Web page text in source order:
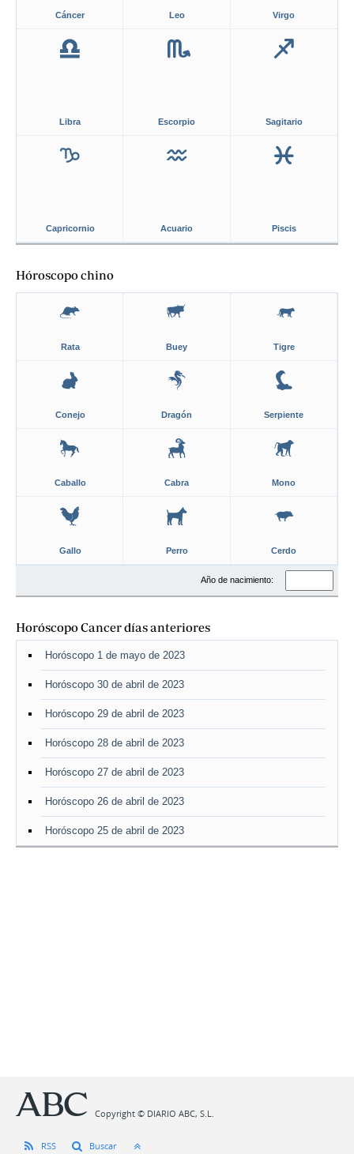
Cáncer Leo Virgo
Libra Escorpio Sagitario
Capricornio Acuario Piscis
Hóroscopo chino
Rata Buey Tigre
Conejo Dragón Serpiente
Caballo Cabra Mono
Gallo Perro Cerdo
Año de nacimiento:
Horóscopo Cancer días anteriores
Horóscopo 1 de mayo de 2023
Horóscopo 30 de abril de 2023
Horóscopo 29 de abril de 2023
Horóscopo 28 de abril de 2023
Horóscopo 27 de abril de 2023
Horóscopo 26 de abril de 2023
Horóscopo 25 de abril de 2023
Copyright © DIARIO ABC, S.L.
RSS Buscar